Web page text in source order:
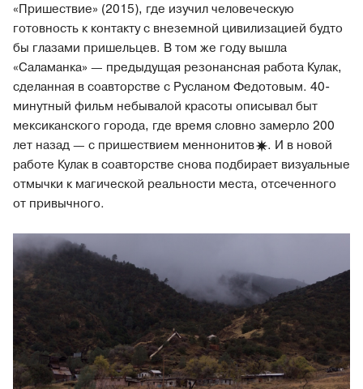
«Пришествие» (2015), где изучил человеческую
готовность к контакту с внеземной цивилизацией будто
бы глазами пришельцев. В том же году вышла
«Саламанка» — предыдущая резонансная работа Кулак,
сделанная в соавторстве с Русланом Федотовым. 40-
минутный фильм небывалой красоты описывал быт
мексиканского города, где время словно замерло 200
лет назад — с пришествием меннонитов
. И в новой
работе Кулак в соавторстве снова подбирает визуальные
отмычки к магической реальности места, отсеченного
от привычного.